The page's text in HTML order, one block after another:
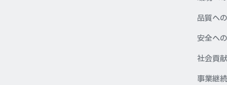
品質へ
安全へ
社会貢
事業継